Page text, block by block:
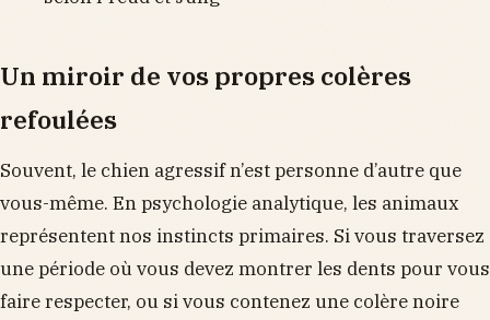
Un miroir de vos propres colères
refoulées
Souvent, le chien agressif n’est personne d’autre que
vous-même. En psychologie analytique, les animaux
représentent nos instincts primaires. Si vous traversez
une période où vous devez montrer les dents pour vous
faire respecter, ou si vous contenez une colère noire